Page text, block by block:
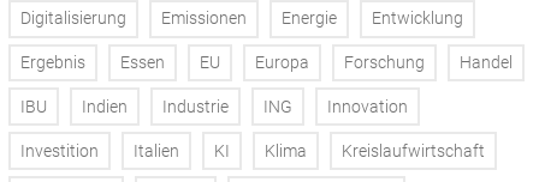
Digitalisierung Emissionen Energie Entwicklung
Ergebnis Essen EU Europa Forschung Handel
IBU Indien Industrie ING Innovation
Investition Italien KI Klima Kreislaufwirtschaft